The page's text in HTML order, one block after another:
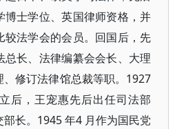
博士学位、英国律师资格，并
较法学会的会员。回国后，先
总长、法律编纂会会长、大理
修订法律馆总裁等职。1927
后，王宠惠先后出任司法部
长。1945 年4 月作为国民党